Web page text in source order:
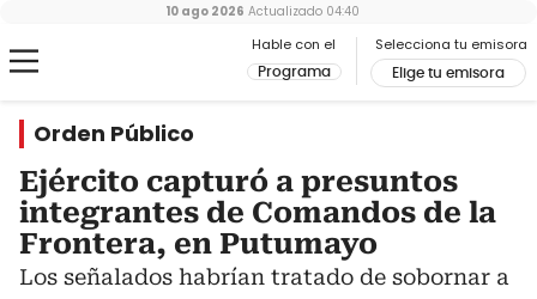
Hable con el
Programa
Selecciona tu emisora
Elige tu emisora
10 ago 2026 Actualizado 04:40
Orden Público
Ejército capturó a presuntos
integrantes de Comandos de la
Frontera, en Putumayo
Los señalados habrían tratado de sobornar a